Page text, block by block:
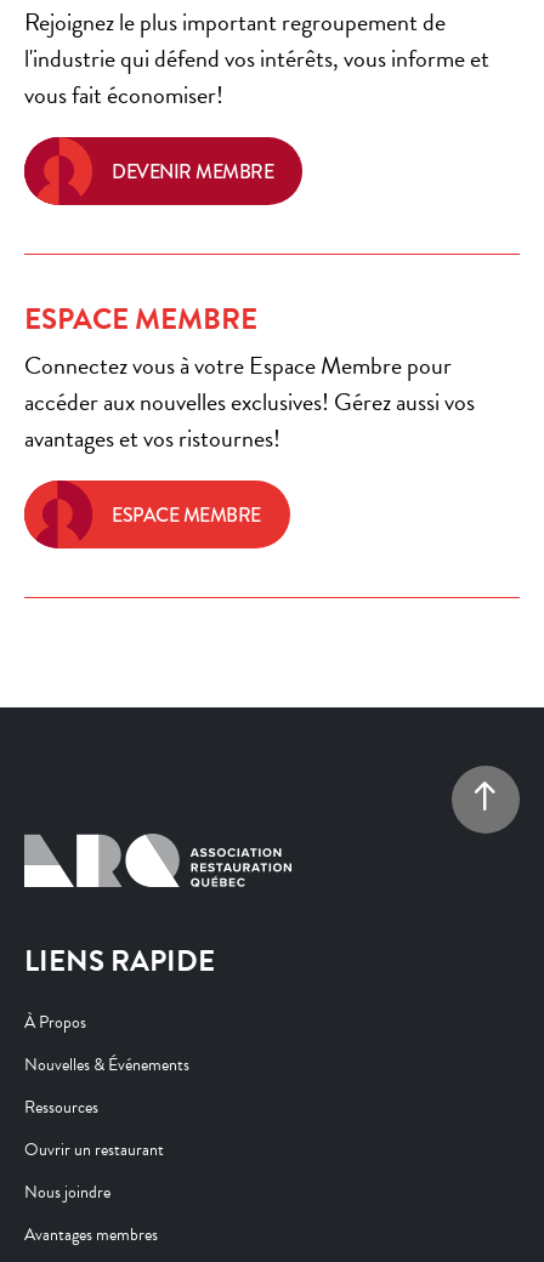
Rejoignez le plus important regroupement de
l'industrie qui défend vos intérêts, vous informe et
vous fait économiser!
DEVENIR MEMBRE
ESPACE MEMBRE
Connectez vous à votre Espace Membre pour
accéder aux nouvelles exclusives! Gérez aussi vos
avantages et vos ristournes!
ESPACE MEMBRE
LIENS RAPIDE
À Propos
Nouvelles & Événements
Ressources
Ouvrir un restaurant
Nous joindre
Avantages membres